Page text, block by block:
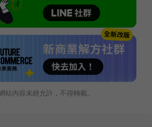
站內容未經允許，不得轉載。